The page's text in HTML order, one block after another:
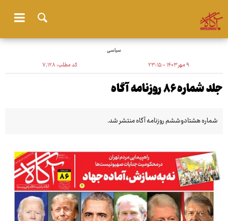
سیاسی
۹ مهر ۱۴۰۳ - ۲۳:۱۵ کد مطلب:۷٬۱۲۸
جلد شماره ۸۶ روزنامه آگاه
شماره هشتادوششم روزنامه آگاه منتشر شد.